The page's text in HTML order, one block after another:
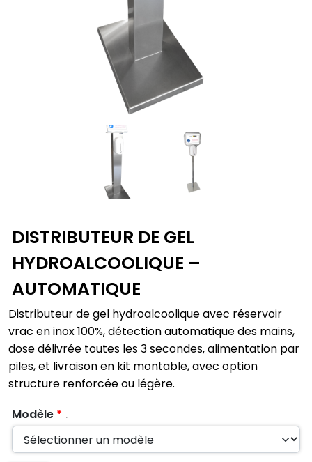
DISTRIBUTEUR DE GEL
HYDROALCOOLIQUE –
AUTOMATIQUE
Distributeur de gel hydroalcoolique avec réservoir
vrac en inox 100%, détection automatique des mains,
dose délivrée toutes les 3 secondes, alimentation par
piles, et livraison en kit montable, avec option
structure renforcée ou légère.
Modèle * .